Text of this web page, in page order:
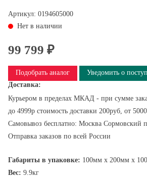
Артикул: 0194605000
Нет в наличии
99 799 ₽
Подобрать аналог
Уведомить о
Доставка:
Курьером в пределах МКАД - при сумме
до 4999р стоимость доставки 200руб, от
Самовывоз бесплатно: Москва Сормовский
Отправка заказов по всей России
Габариты в упаковке: 100мм x 200мм x
Вес: 9.9кг